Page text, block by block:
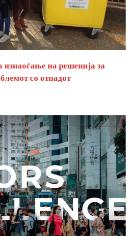
изнаоѓање на решенија за
со отпадот